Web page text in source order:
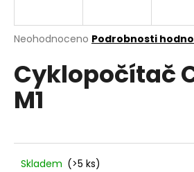
Průměrné
produktu
je
0,0
Neohodnoceno Podrobnosti
Cyklopočítač
M1
Skladem (>5 ks)
j
t
?